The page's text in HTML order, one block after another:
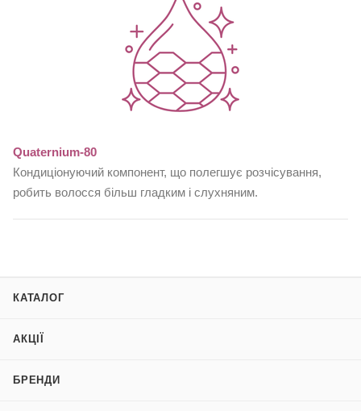
Quaternium-80
Кондиціонуючий компонент, що полегшує розчісування,
робить волосся більш гладким і слухняним.
КАТАЛОГ
АКЦІЇ
БРЕНДИ